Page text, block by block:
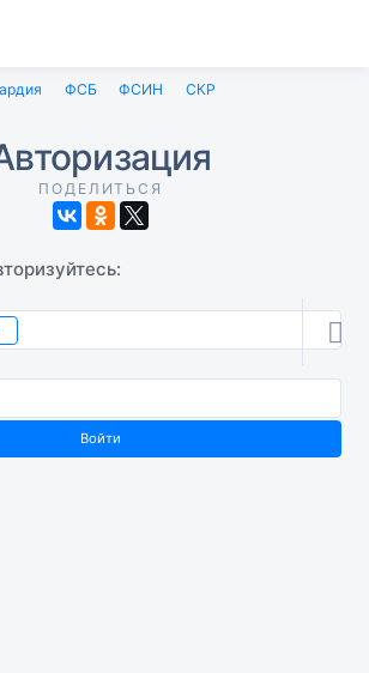

ФСБ ФСИН СКР
ПОДЕЛИТЬСЯ